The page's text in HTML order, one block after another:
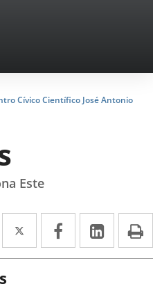
Cívico Científico José Antonio
Este
Twitter
Enlace
a
Facebook
Enlace
a
Enlace
a